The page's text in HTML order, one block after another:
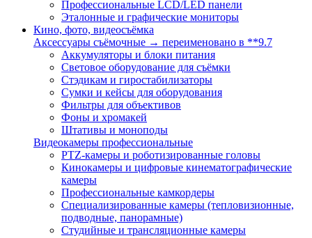
Профессиональные LCD/LED панели
Эталонные и графические мониторы
Кино, фото, видеосъёмка
Аксессуары съёмочные → переименовано в **9.7
Аккумуляторы и блоки питания
Световое оборудование для съёмки
Стэдикам и гиростабилизаторы
Сумки и кейсы для оборудования
Фильтры для объективов
Фоны и хромакей
Штативы и моноподы
Видеокамеры профессиональные
PTZ-камеры и роботизированные головы
Кинокамеры и цифровые кинематографические
камеры
Профессиональные камкордеры
Специализированные камеры (тепловизионные,
подводные, панорамные)
Студийные и трансляционные камеры